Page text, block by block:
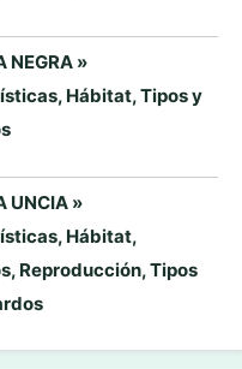
NEGRA »
Hábitat, Tipos y
UNCIA »
Hábitat,
Reproducción, Tipos